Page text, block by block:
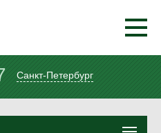
Санкт-Петербург